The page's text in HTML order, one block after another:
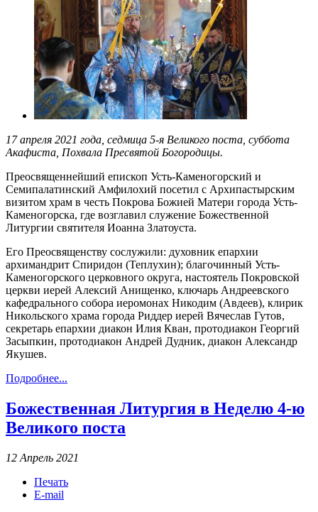
17 апреля 2021 года, седмица 5-я Великого поста, суббота
Акафиста, Похвала Пресвятой Богородицы.
Преосвященнейший епископ Усть-Каменогорский и
Семипалатинский Амфилохий посетил с Архипастырским
визитом храм в честь Покрова Божией Матери города Усть-
Каменогорска, где возглавил служение Божественной
Литургии святителя Иоанна Златоуста.
Его Преосвященству сослужили: духовник епархии
архимандрит Спиридон (Теплухин); благочинный Усть-
Каменогорского церковного округа, настоятель Покровской
церкви иерей Алексий Анищенко, ключарь Андреевского
кафедрального собора иеромонах Никодим (Авдеев), клирик
Никольского храма города Риддер иерей Вячеслав Гутов,
секретарь епархии диакон Илия Кван, протодиакон Георгий
Засыпкин, протодиакон Андрей Дудник, диакон Александр
Якушев.
Подробнее...
Божественная Литургия в Неделю 4-ю
Великого поста
12 Апрель 2021
Печать
E-mail